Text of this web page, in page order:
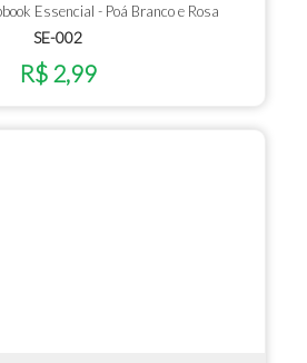
Essencial - Poá Branco e Rosa
SE-002
R$ 2,99